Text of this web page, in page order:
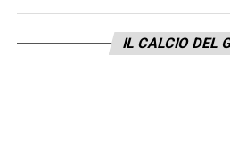
aspettando
IL CALCIO DEL